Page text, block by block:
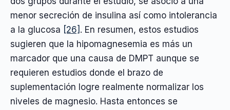
menor secreción de insulina así como intolerancia
a la glucosa [26] . En resumen, estos estudios
sugieren que la hipomagnesemia es más un
marcador que una causa de DMPT aunque se
requieren estudios donde el brazo de
suplementación logre realmente normalizar los
niveles de magnesio. Hasta entonces se